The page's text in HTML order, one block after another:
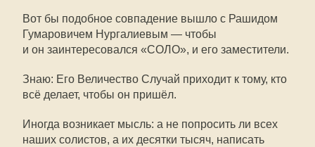
Вот бы подобное совпадение вышло с Рашидом
Гумаровичем Нургалиевым — чтобы
и он заинтересовался «СОЛО», и его заместители.
Знаю: Его Величество Случай приходит к тому, кто
всё делает, чтобы он пришёл.
Иногда возникает мысль: а не попросить ли всех
наших солистов, а их десятки тысяч, написать